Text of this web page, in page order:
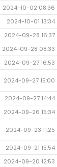
2024-10-02 08:36
2024-10-01 13:34
2024-09-28 16:37
2024-09-28 08:33
2024-09-27 16:53
2024-09-27 15:00
2024-09-27 14:44
2024-09-26 15:34
2024-09-23 11:25
2024-09-21 15:54
2024-09-20 12:53